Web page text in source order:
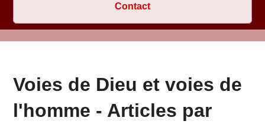
Contact
Voies de Dieu et voies de
l'homme - Articles par